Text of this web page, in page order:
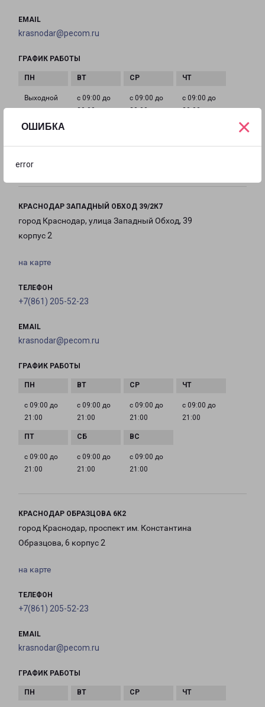
ОШИБКА
error
×
EMAIL
krasnodar@pecom.ru
ГРАФИК РАБОТЫ
Выходной
с 09:00 до
20:00
с 09:00 до
20:00
с 09:00 до
20:00
20:00
КРАСНОДАР ЗАПАДНЫЙ ОБХОД 39/2К7
город Краснодар, улица Западный Обход, 39
корпус 2
на карте
ТЕЛЕФОН
+7(861) 205-52-23
EMAIL
krasnodar@pecom.ru
ГРАФИК РАБОТЫ
с 09:00 до
21:00
с 09:00 до
21:00
с 09:00 до
21:00
с 09:00 до
21:00
с 09:00 до
21:00
с 09:00 до
21:00
с 09:00 до
21:00
КРАСНОДАР ОБРАЗЦОВА 6К2
город Краснодар, проспект им. Константина
Образцова, 6 корпус 2
на карте
ТЕЛЕФОН
+7(861) 205-52-23
EMAIL
krasnodar@pecom.ru
ГРАФИК РАБОТЫ